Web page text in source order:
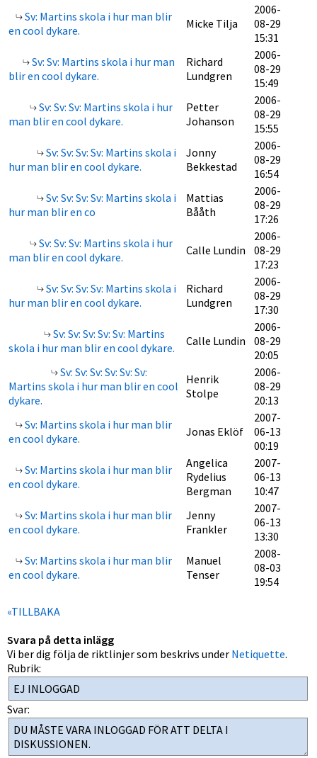
Sv: Martins skola i hur man blir
en cool dykare.
Micke Tilja
2006-
08-29
15:31
Sv: Sv: Martins skola i hur man
blir en cool dykare.
Richard
Lundgren
2006-
08-29
15:49
Sv: Sv: Sv: Martins skola i hur
man blir en cool dykare.
Petter
Johanson
2006-
08-29
15:55
Sv: Sv: Sv: Sv: Martins skola i
hur man blir en cool dykare.
Jonny
Bekkestad
2006-
08-29
16:54
Sv: Sv: Sv: Sv: Martins skola i
hur man blir en co
Mattias
Bååth
2006-
08-29
17:26
Sv: Sv: Sv: Martins skola i hur
man blir en cool dykare.
Calle Lundin
2006-
08-29
17:23
Sv: Sv: Sv: Sv: Martins skola i
hur man blir en cool dykare.
Richard
Lundgren
2006-
08-29
17:30
Sv: Sv: Sv: Sv: Sv: Martins
skola i hur man blir en cool dykare.
Calle Lundin
2006-
08-29
20:05
Sv: Sv: Sv: Sv: Sv: Sv:
Martins skola i hur man blir en cool
dykare.
Henrik
Stolpe
2006-
08-29
20:13
Sv: Martins skola i hur man blir
en cool dykare.
Jonas Eklöf
2007-
06-13
00:19
Sv: Martins skola i hur man blir
en cool dykare.
Angelica
Rydelius
Bergman
2007-
06-13
10:47
Sv: Martins skola i hur man blir
en cool dykare.
Jenny
Frankler
2007-
06-13
13:30
Sv: Martins skola i hur man blir
en cool dykare.
Manuel
Tenser
2008-
08-03
19:54
«TILLBAKA
Svara på detta inlägg
Vi ber dig följa de riktlinjer som beskrivs under Netiquette.
Rubrik:
Svar: